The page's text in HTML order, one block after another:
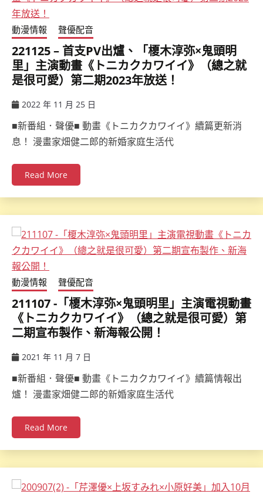
動漫情報 聲優配音
221125 – 首支PV出爐、「榎木淳弥×鬼頭明
里」主演動畫《トニカクカワイイ》（總之就
是很可愛）第二期2023年放送！
2022 年 11 月 25 日
■新番組．聲優■ 動畫《トニカクカワイイ》續篇更新消
息！ 漫畫家畑健二郎的新婚家庭生活代
Read More
動漫情報 聲優配音
211107 -「榎木淳弥×鬼頭明里」主演電視動畫
《トニカクカワイイ》（總之就是很可愛）第
二期宣布製作、新海報公開！
2021 年 11 月 7 日
■新番組．聲優■ 動畫《トニカクカワイイ》續篇情報出
爐！ 漫畫家畑健二郎的新婚家庭生活代
Read More